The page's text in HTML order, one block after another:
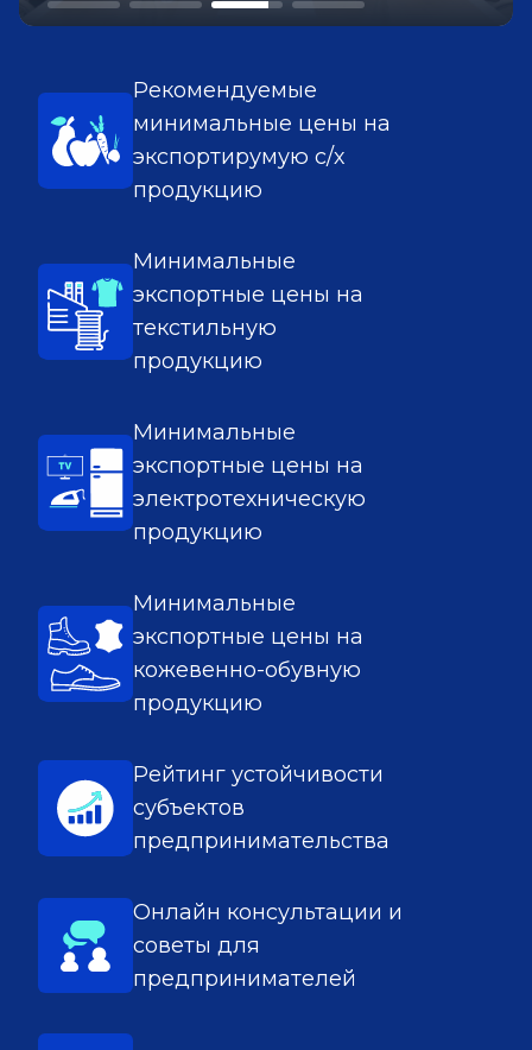
Рекомендуемые
минимальные цены на
экспортирумую с/х
продукцию
Минимальные
экспортные цены на
текстильную
продукцию
Минимальные
экспортные цены на
электротехническую
продукцию
Минимальные
экспортные цены на
кожевенно-обувную
продукцию
Рейтинг устойчивости
субъектов
предпринимательства
Онлайн консультации и
советы для
предпринимателей